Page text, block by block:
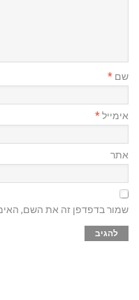
שם *
אימייל*
אתר
שמור בדפדפן זה את השם,